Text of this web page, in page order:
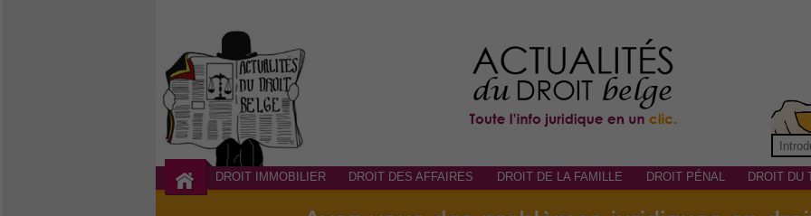
DROIT IMMOBILIER DROIT DES AFFAIRES DROIT DE LA FAMILLE DROIT PÉNAL DROIT DU